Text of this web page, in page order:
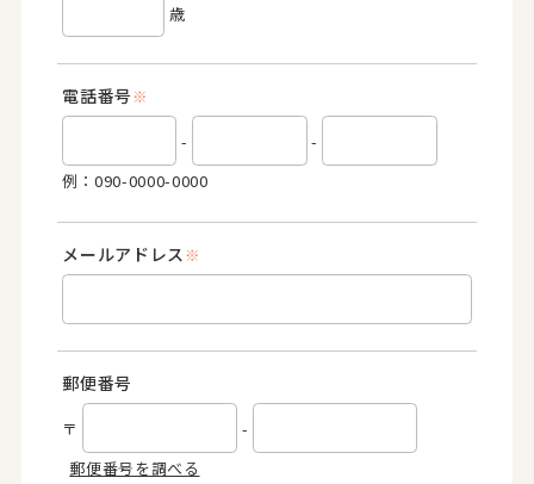
歳
電話番号 ※
-
-
例：090-0000-0000
メールアドレス ※
郵便番号
〒
-
郵便番号を調べる